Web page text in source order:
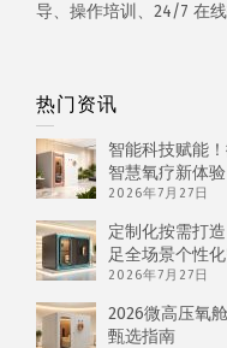
导、操作培训、24/7 在线
热门资讯
智能科技赋能
智慧氧疗新体验
2026年7月27日
定制化按需打
足全场景个性
2026年7月27日
2026微高压氧
甄选指南